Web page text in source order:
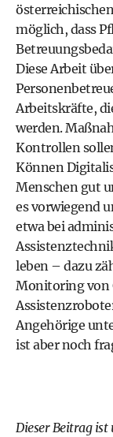
möglich, dass
Diese Arbeit
Arbeitskräfte,
werden.
Kontrollen
Können
Menschen gut
es vorwiegend
etwa bei
leben – dazu
Monitoring von
Angehörige
ist aber noch
Dieser Beitrag